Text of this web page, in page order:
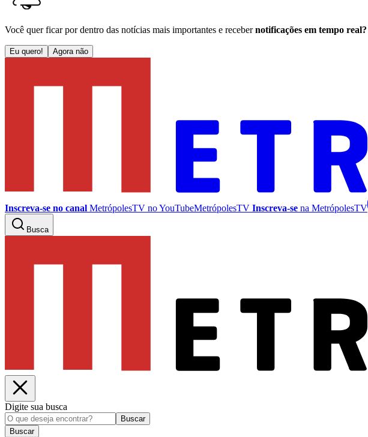
Você quer ficar por dentro das notícias mais importantes e receber notificações em tempo real?
Eu quero! Agora não
Inscreva-se no canal MetrópolesTV noYouTubeMetrópolesTV Inscreva-se na MetrópolesTV
Busca
Digite sua busca
Buscar
Buscar